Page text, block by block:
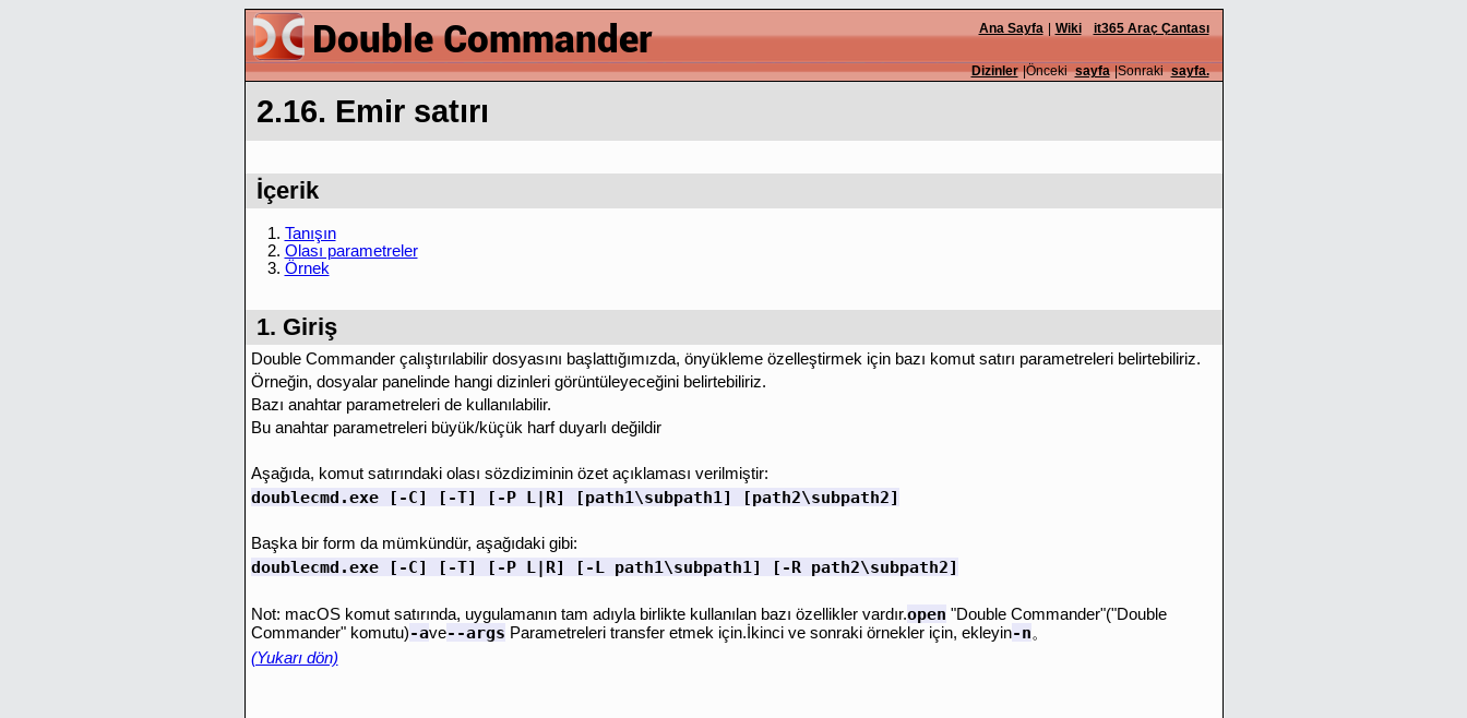
Ana Sayfa Wiki it365 Araç Çantası
Dizinler |Önceki sayfa |Sonraki sayfa.
2.16. Emir satırı
İçerik
1. Tanışın
2. Olası parametreler
3. Örnek
1. Giriş
Double Commander çalıştırılabilir dosyasını başlattığımızda, önyükleme özelleştirmek için bazı komut satırı parametreleri belirtebiliriz.
Örneğin, dosyalar panelinde hangi dizinleri görüntüleyeceğini belirtebiliriz.
Bazı anahtar parametreleri de kullanılabilir.
Bu anahtar parametreleri büyük/küçük harf duyarlı değildir
Aşağıda, komut satırındaki olası sözdiziminin özet açıklaması verilmiştir:
doublecmd.exe [-C] [-T] [-P L|R] [path1\subpath1] [path2\subpath2]
Başka bir form da mümkündür, aşağıdaki gibi:
doublecmd.exe [-C] [-T] [-P L|R] [-L path1\subpath1] [-R path2\subpath2]
Not: macOS komut satırında, uygulamanın tam adıyla birlikte kullanılan bazı özellikler vardır.open "Double Commander"("Double
Commander" komutu)-ave--args Parametreleri transfer etmek için.İkinci ve sonraki örnekler için, ekleyin-n。
(Yukarı dön)